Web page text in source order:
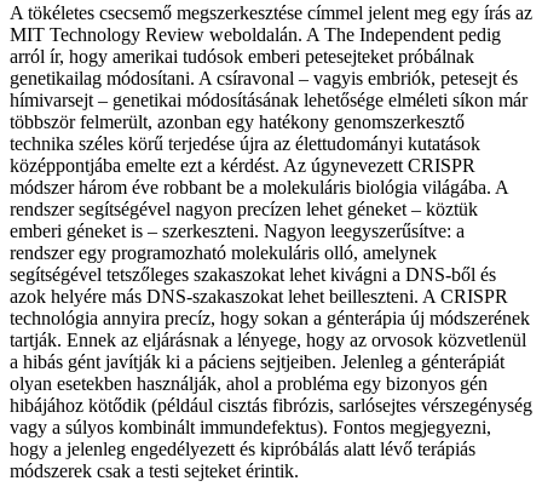
A tökéletes csecsemő megszerkesztése címmel jelent meg egy írás az
MIT Technology Review weboldalán. A The Independent pedig
arról ír, hogy amerikai tudósok emberi petesejteket próbálnak
genetikailag módosítani. A csíravonal – vagyis embriók, petesejt és
hím­ivarsejt – genetikai módosításának lehetősége elméleti síkon már
többször felmerült, azonban egy hatékony genomszerkesztő
technika széles körű terjedése újra az élettudományi kutatások
középpontjába emelte ezt a kérdést. Az úgynevezett CRISPR
módszer három éve robbant be a molekuláris biológia világába. A
rendszer segítségével nagyon precízen lehet géneket – köztük
emberi géneket is – szerkeszteni. Nagyon leegyszerűsítve: a
rendszer egy programozható molekuláris olló, amelynek
segítségével tetszőleges szakaszokat lehet kivágni a DNS-ből és
azok he­lyére más DNS-szakaszokat lehet beilleszteni. A CRISPR
technológia annyira precíz, hogy sokan a génterápia új módszerének
tartják. Ennek az eljárásnak a lényege, hogy az orvosok közvetlenül
a hibás gént javítják ki a páciens sejtjeiben. Jelenleg a génterápiát
olyan esetekben használják, ahol a probléma egy bizonyos gén
hibájához kötődik (például cisztás fibrózis, sarlósejtes vérszegénység
vagy a súlyos kombinált immundefektus). Fontos megjegyezni,
hogy a jelenleg engedélyezett és kipróbálás alatt lévő terápiás
módszerek csak a testi sejteket érintik.